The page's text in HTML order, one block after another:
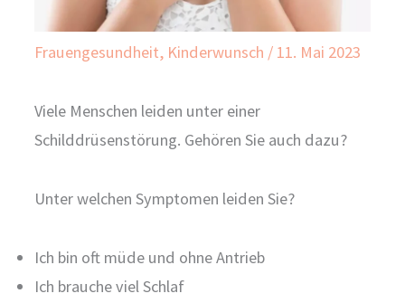
Frauengesundheit, Kinderwunsch / 11. Mai 2023
Viele Menschen leiden unter einer
Schilddrüsenstörung. Gehören Sie auch dazu?
Unter welchen Symptomen leiden Sie?
Ich bin oft müde und ohne Antrieb
Ich brauche viel Schlaf